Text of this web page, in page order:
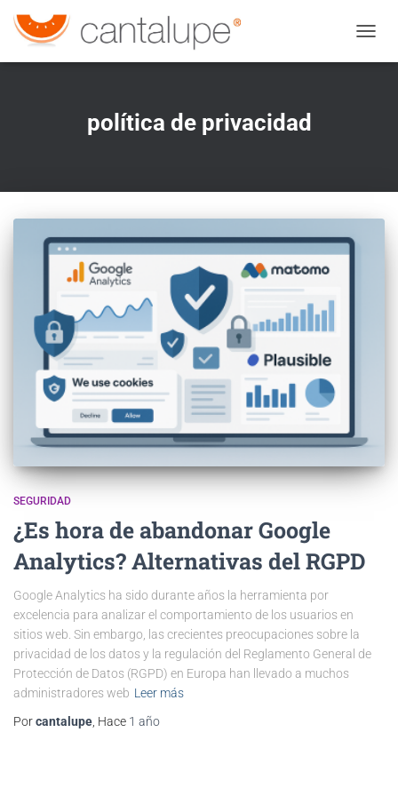
política de privacidad
SEGURIDAD
¿Es hora de abandonar Google
Analytics? Alternativas del RGPD
Google Analytics ha sido durante años la herramienta por
excelencia para analizar el comportamiento de los usuarios en
sitios web. Sin embargo, las crecientes preocupaciones sobre la
privacidad de los datos y la regulación del Reglamento General de
Protección de Datos (RGPD) en Europa han llevado a muchos
administradores web Leer más
Porcantalupe , Hace 1 año